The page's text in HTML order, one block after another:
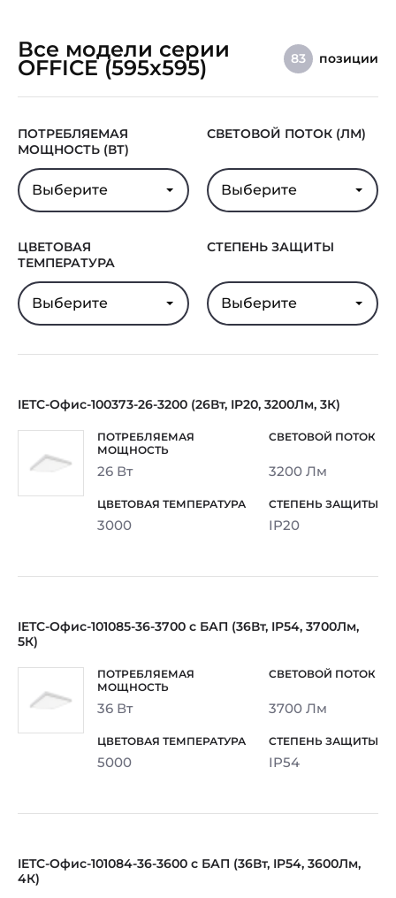
Все модели серии
OFFICE (595x595) 83 позиции
ПОТРЕБЛЯЕМАЯ
МОЩНОСТЬ (ВТ)
Выберите
СВЕТОВОЙ ПОТОК (ЛМ)
Выберите
ЦВЕТОВАЯ
ТЕМПЕРАТУРА
Выберите
СТЕПЕНЬ ЗАЩИТЫ
Выберите
IETC-Офис-100373-26-3200 (26Вт, IP20, 3200Лм, 3К)
26 Вт 3200 Лм
3000 IP20
IETC-Офис-101085-36-3700 с БАП (36Вт, IP54, 3700Лм,
5К)
36 Вт 3700 Лм
5000 IP54
IETC-Офис-101084-36-3600 с БАП (36Вт, IP54, 3600Лм,
4К)